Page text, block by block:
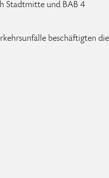
Stadtmitte und BAB 4
beschäftigten